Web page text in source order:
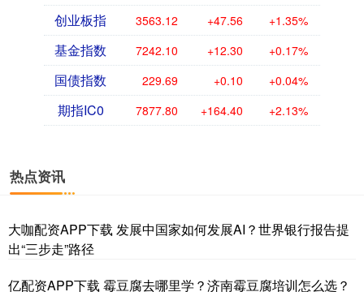
创业板指 3563.12 +47.56 +1.35%
基金指数 7242.10 +12.30 +0.17%
国债指数 229.69 +0.10 +0.04%
期指IC0 7877.80 +164.40 +2.13%
热点资讯
大咖配资APP下载 发展中国家如何发展AI？世界银行报告提
出“三步走”路径
亿配资APP下载 霉豆腐去哪里学？济南霉豆腐培训怎么选？